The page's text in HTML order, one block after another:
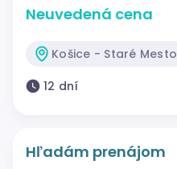
Neuvedená cena
Košice - Staré Mesto
12 dní
Hľadám prenájom